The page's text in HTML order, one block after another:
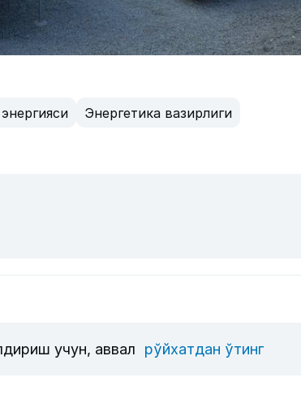
Энергетика вазирлиги
учун, аввал рўйхатдан ўтинг